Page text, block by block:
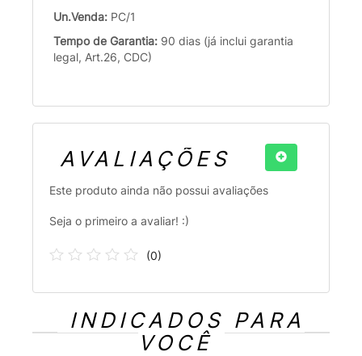
Un.Venda: PC/1
Tempo de Garantia: 90 dias (já inclui garantia
legal, Art.26, CDC)
AVALIAÇÕES
Este produto ainda não possui avaliações
Seja o primeiro a avaliar! :)
(0)
INDICADOS PARA
VOCÊ